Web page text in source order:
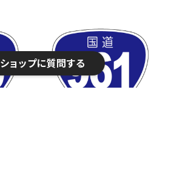
ショップに質問する